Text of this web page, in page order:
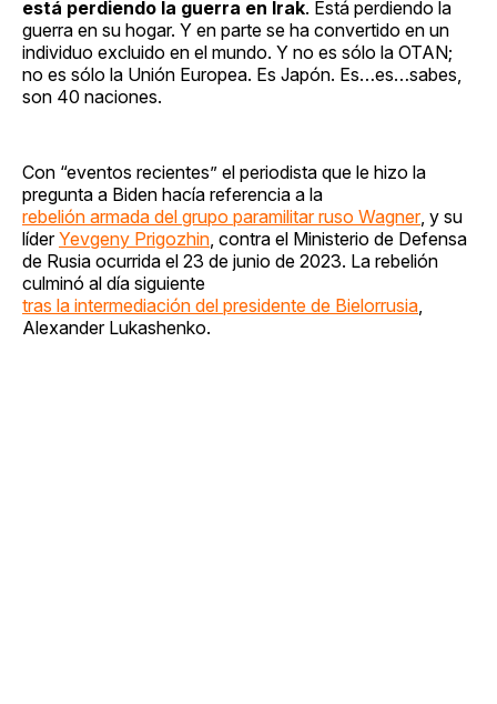
está perdiendo la guerra en Irak. Está perdiendo la
guerra en su hogar. Y en parte se ha convertido en un
individuo excluido en el mundo. Y no es sólo la OTAN;
no es sólo la Unión Europea. Es Japón. Es…es…sabes,
son 40 naciones.
Con “eventos recientes” el periodista que le hizo la
pregunta a Biden hacía referencia a la
rebelión armada del grupo paramilitar ruso Wagner, y su
líderYevgeny Prigozhin , contra el Ministerio de Defensa
de Rusia ocurrida el 23 de junio de 2023. La rebelión
culminó al día siguiente
tras la intermediación del presidente de Bielorrusia
Alexander Lukashenko.